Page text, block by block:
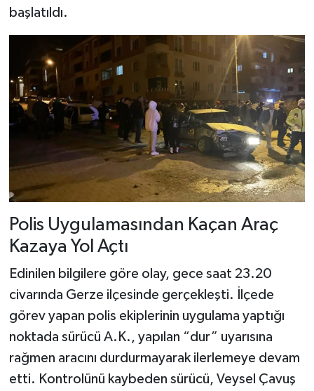
başlatıldı.
Polis Uygulamasından Kaçan Araç
Kazaya Yol Açtı
Edinilen bilgilere göre olay, gece saat 23.20
civarında Gerze ilçesinde gerçekleşti. İlçede
görev yapan polis ekiplerinin uygulama yaptığı
noktada sürücü A.K., yapılan “dur” uyarısına
rağmen aracını durdurmayarak ilerlemeye devam
etti. Kontrolünü kaybeden sürücü, Veysel Çavuş
Tosya Haberleri
Karadeniz Haberleri
Ulusal Haberler
Teknoloji Haberleri
Siyaset Haberleri
Dünya Haberleri
Yerel Haberler
Haber Arşivi